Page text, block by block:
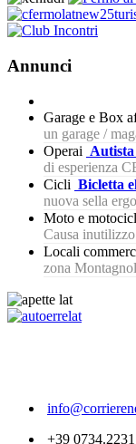
Annunci
Garage e Box
un garage /
Operai
di esperienza
Cicli Bicletta
nuova sella
Moto e
Causa
Locali
zona
+39